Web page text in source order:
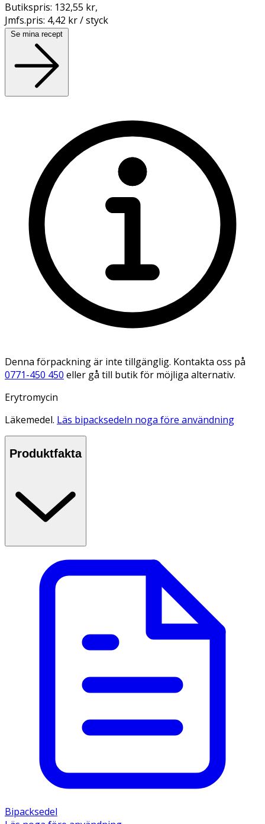
Butikspris: 132,55 kr,
Jmfs.pris: 4,42 kr / styck
Se mina recept
Denna förpackning är inte tillgänglig. Kontakta oss på
0771-450 450 eller gå till butik för möjliga alternativ.
Erytromycin
Läkemedel. Läs bipacksedeln noga före användning
Produktfakta
Bipacksedel